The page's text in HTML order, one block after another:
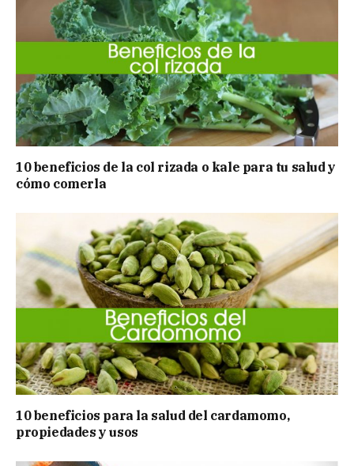
10 beneficios de la col rizada o kale para tu salud y
cómo comerla
10 beneficios para la salud del cardamomo,
propiedades y usos